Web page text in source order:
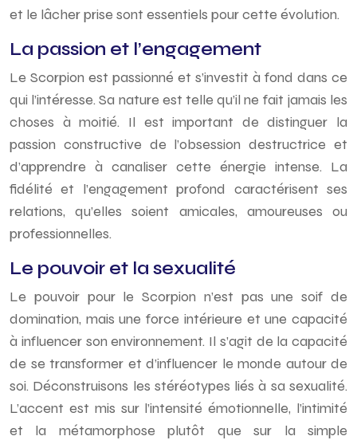
et le lâcher prise sont essentiels pour cette évolution.
La passion et l’engagement
Le Scorpion est passionné et s’investit à fond dans ce
qui l’intéresse. Sa nature est telle qu’il ne fait jamais les
choses à moitié. Il est important de distinguer la
passion constructive de l’obsession destructrice et
d’apprendre à canaliser cette énergie intense. La
fidélité et l’engagement profond caractérisent ses
relations, qu’elles soient amicales, amoureuses ou
professionnelles.
Le pouvoir et la sexualité
Le pouvoir pour le Scorpion n’est pas une soif de
domination, mais une force intérieure et une capacité
à influencer son environnement. Il s’agit de la capacité
de se transformer et d’influencer le monde autour de
soi. Déconstruisons les stéréotypes liés à sa sexualité.
L’accent est mis sur l’intensité émotionnelle, l’intimité
et la métamorphose plutôt que sur la simple